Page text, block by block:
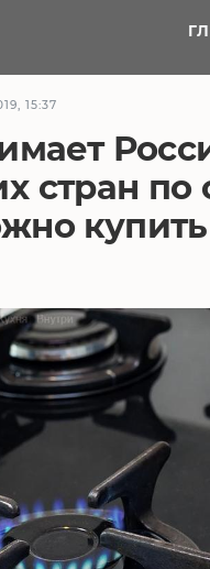
15:37
стран по